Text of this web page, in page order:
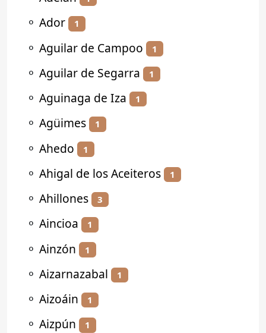
⚬ Ador 1
⚬ Aguilar de Campoo 1
⚬ Aguilar de Segarra 1
⚬ Aguinaga de Iza 1
⚬ Agüimes 1
⚬ Ahedo 1
⚬ Ahigal de los Aceiteros 1
⚬ Ahillones 3
⚬ Aincioa 1
⚬ Ainzón 1
⚬ Aizarnazabal 1
⚬ Aizoáin 1
⚬ Aizpún 1